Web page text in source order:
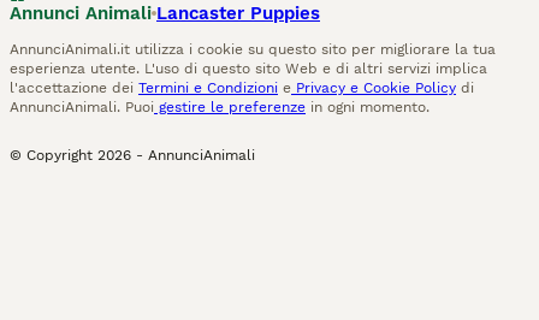
Annunci Animali Lancaster Puppies
AnnunciAnimali.it utilizza i cookie su questo sito per migliorare la tua
esperienza utente. L'uso di questo sito Web e di altri servizi implica
l'accettazione dei Termini e Condizioni e Privacy e Cookie Policy di
AnnunciAnimali. Puoi gestire le preferenze in ogni momento.
© Copyright 2026 - AnnunciAnimali